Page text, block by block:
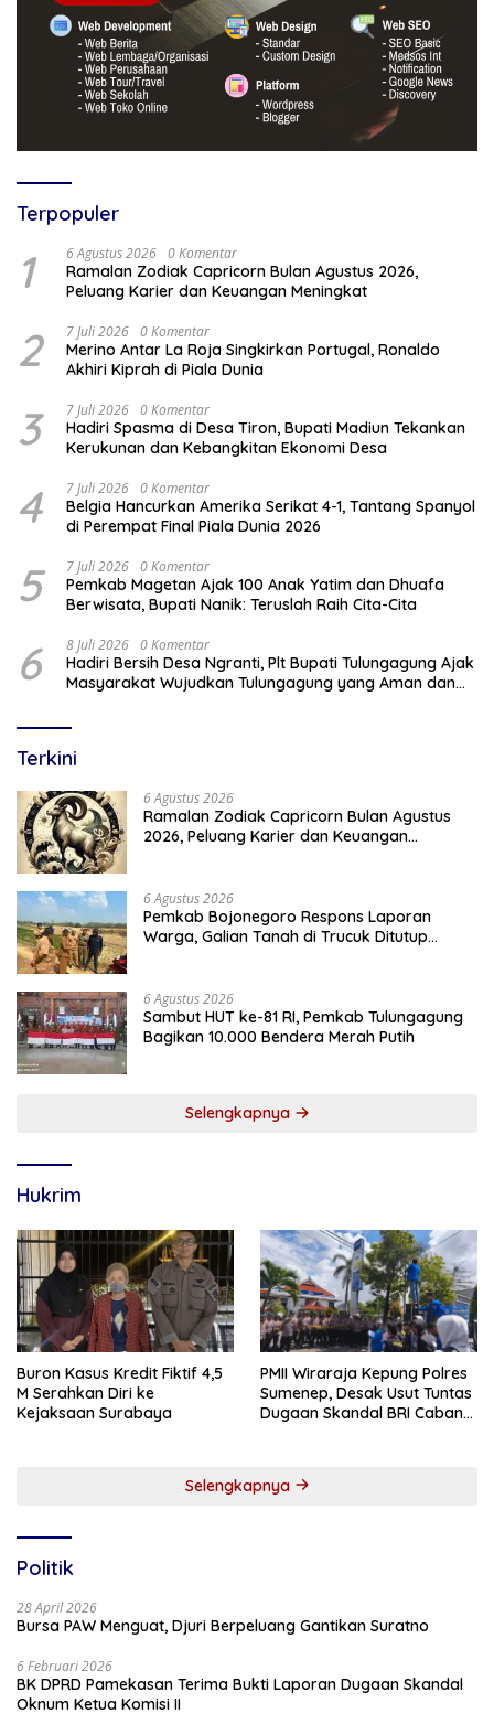
Terpopuler
1 6 Agustus 2026 0 Komentar
Ramalan Zodiak Capricorn Bulan Agustus 2026,
Peluang Karier dan Keuangan Meningkat
2 7 Juli 2026 0 Komentar
Merino Antar La Roja Singkirkan Portugal, Ronaldo
Akhiri Kiprah di Piala Dunia
3 7 Juli 2026 0 Komentar
Hadiri Spasma di Desa Tiron, Bupati Madiun Tekankan
Kerukunan dan Kebangkitan Ekonomi Desa
4 7 Juli 2026 0 Komentar
Belgia Hancurkan Amerika Serikat 4-1, Tantang Spanyol
di Perempat Final Piala Dunia 2026
5 7 Juli 2026 0 Komentar
Pemkab Magetan Ajak 100 Anak Yatim dan Dhuafa
Berwisata, Bupati Nanik: Teruslah Raih Cita-Cita
6 8 Juli 2026 0 Komentar
Hadiri Bersih Desa Ngranti, Plt Bupati Tulungagung Ajak
Masyarakat Wujudkan Tulungagung yang Aman dan
Terkini
6 Agustus 2026
Ramalan Zodiak Capricorn Bulan Agustus
2026, Peluang Karier dan Keuangan
6 Agustus 2026
Pemkab Bojonegoro Respons Laporan
Warga, Galian Tanah di Trucuk Ditutup
6 Agustus 2026
Sambut HUT ke-81 RI, Pemkab Tulungagung
Bagikan 10.000 Bendera Merah Putih
Selengkapnya
Hukrim
Buron Kasus Kredit Fiktif 4,5
M Serahkan Diri ke
Kejaksaan Surabaya
PMII Wiraraja Kepung Polres
Sumenep, Desak Usut Tuntas
Dugaan Skandal BRI Cabang
Selengkapnya
Politik
28 April 2026
Bursa PAW Menguat, Djuri Berpeluang Gantikan Suratno
6 Februari 2026
BK DPRD Pamekasan Terima Bukti Laporan Dugaan Skandal
Oknum Ketua Komisi II